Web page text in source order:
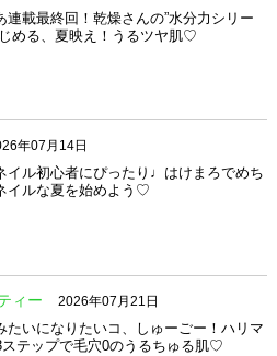
連載最終回！乾燥さんの”水分力シリー
める、夏映え！うるツヤ肌♡
年07月14日
イル初心者にぴったり♩はけまろでめち
イルな夏を始めよう♡
ィー 2026年07月21日
たいになりたいコ、しゅーごー！ハリマ
ステップで毛穴0のうるちゅる肌♡